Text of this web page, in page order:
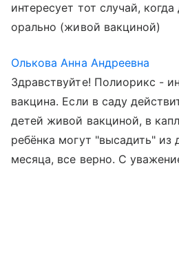
интересует тот случай,
орально (живой вакциной)
Олькова Анна Андреевна
Здравствуйте! Полиорикс -
вакцина. Если в саду
детей живой вакциной, в
ребёнка могут "высадить" из
месяца, все верно. С